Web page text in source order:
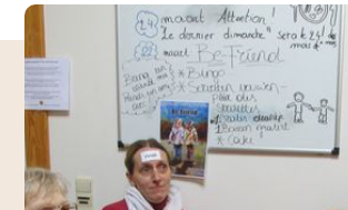
Onze filosofie